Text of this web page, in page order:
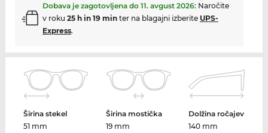
Dobava je zagotovljena do 11. avgust 2026: Naročite
v roku 25 h in 19 minter na blagajni izberite UPS-
Express.
Širina stekel
51 mm
Širina mostička
19 mm
Dolžina ročajev
140 mm